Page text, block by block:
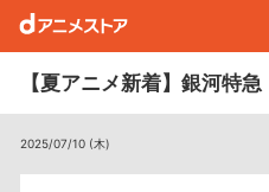
【夏アニメ新着】銀河特
2025/07/10 (木)